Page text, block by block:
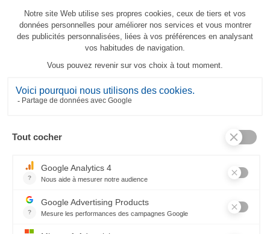
Tischdecke Pêches et Abricots
178,00 €